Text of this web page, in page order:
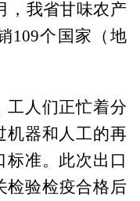
，我省甘味农产
109个国家（地
工人们正忙着分
机器和人工的再
标准。此次出口
检验检疫合格后